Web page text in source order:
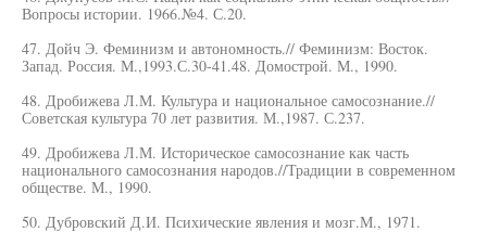
Вопросы истории. 1966.№4. С.20.
47. Дойч Э. Феминизм и автономность.// Феминизм: Восток.
Запад. Россия. М.,1993.С.30-41.48. Домострой. М., 1990.
48. Дробижева Л.М. Культура и национальное самосознание.//
Советская культура 70 лет развития. М.,1987. С.237.
49. Дробижева Л.М. Историческое самосознание как часть
национального самосознания народов.//Традиции в современном
обществе. М., 1990.
50. Дубровский Д.И. Психические явления и мозг.М., 1971.